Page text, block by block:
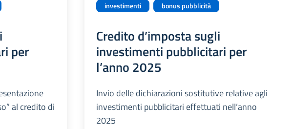
per
al credito di
investimenti
bonus pubblicità
Credito d’imposta sugli
investimenti pubblicitari per
l’anno 2025
Invio delle dichiarazioni sostitutive relative agli
investimenti pubblicitari effettuati nell’anno
2025